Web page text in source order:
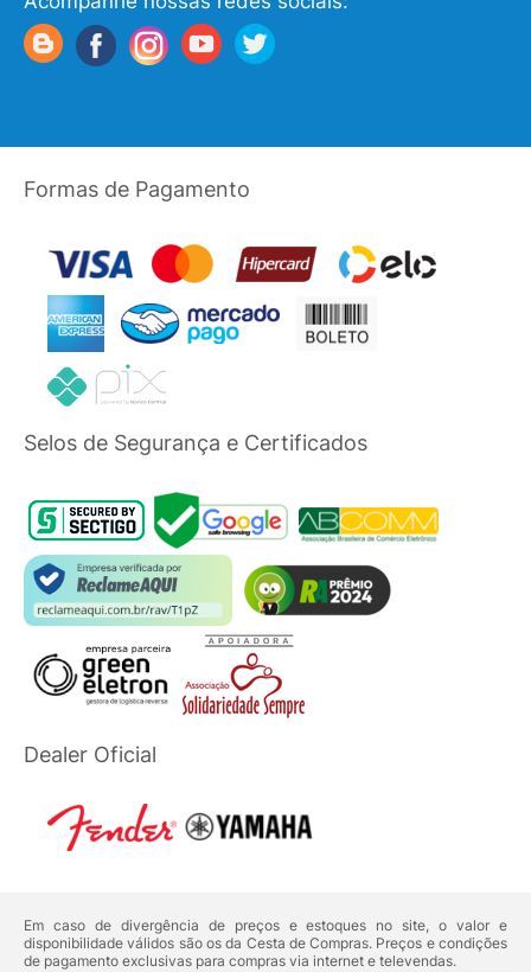
Formas de Pagamento
Selos de Segurança e Certificados
Dealer Oficial
Em caso de divergência de preços e estoques no site, o valor e
disponibilidade válidos são os da Cesta de Compras. Preços e condições
de pagamento exclusivas para compras via internet e televendas.